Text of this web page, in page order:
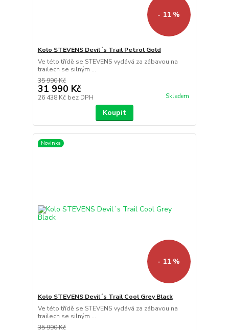
- 11 %
Kolo STEVENS Devil´s Trail Petrol Gold
Ve této třídě se STEVENS vydává za zábavou na
trailech se silným ...
35 990 Kč
31 990 Kč
26 438 Kč bez DPH Skladem
Koupit
Novinka
- 11 %
Kolo STEVENS Devil´s Trail Cool Grey Black
Ve této třídě se STEVENS vydává za zábavou na
trailech se silným ...
35 990 Kč